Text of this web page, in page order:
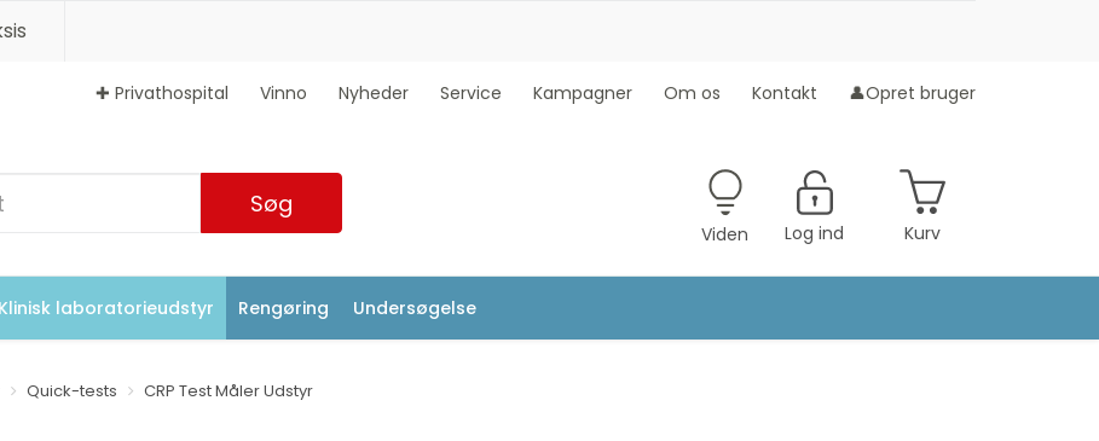
✚ Privathospital Vinno Nyheder Service Kampagner Om os Kontakt 👤Opret bruger
Søg
Viden Log ind Kurv
Klinisk laboratorieudstyr Rengøring Undersøgelse
Quick-tests CRP Test Måler Udstyr